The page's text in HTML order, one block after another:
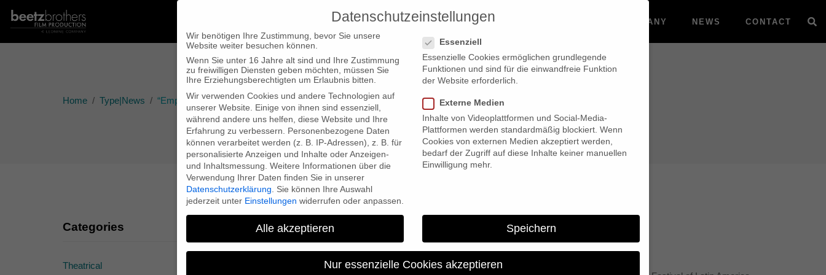
PRODUCTIONS COMPANY NEWS CONTACT
Home Type|News “Empire Me!” travels to Cuba
“Empire Me!” travels to Cuba
Categories
Theatrical
Datenschutzeinstellungen
Wir benötigen Ihre Zustimmung, bevor Sie unsere
Website weiter besuchen können.
Wenn Sie unter 16 Jahre alt sind und Ihre Zustimmung
zu freiwilligen Diensten geben möchten, müssen Sie
Ihre Erziehungsberechtigten um Erlaubnis bitten.
Wir verwenden Cookies und andere Technologien auf
unserer Website. Einige von ihnen sind essenziell,
während andere uns helfen, diese Website und Ihre
Erfahrung zu verbessern.
Personenbezogene Daten
können verarbeitet werden (z. B. IP-Adressen), z. B. für
personalisierte Anzeigen und Inhalte oder Anzeigen-
und Inhaltsmessung. Weitere Informationen über die
Verwendung Ihrer Daten finden Sie in unserer
Datenschutzerklärung
Sie können Ihre Auswahl
jederzeit unter Einstellungen widerrufen oder anpassen.
Essenziell
Essenzielle Cookies ermöglichen grundlegende
Funktionen und sind für die einwandfreie Funktion
der Website erforderlich.
Externe Medien
Inhalte von Videoplattformen und Social-Media-
Plattformen werden standardmäßig blockiert. Wenn
Cookies von externen Medien akzeptiert werden,
bedarf der Zugriff auf diese Inhalte keiner manuellen
Einwilligung mehr.
Alle akzeptieren Speichern
Nur essenzielle Cookies akzeptieren